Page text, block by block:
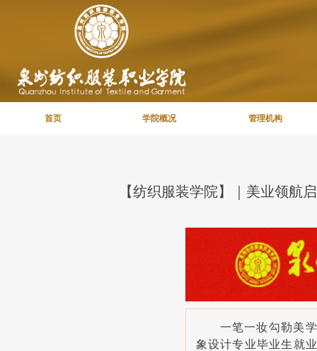
首页 学院概况 管理机构
【纺织服装学院】｜美业领
一笔一妆勾勒美
象设计专业毕业生就